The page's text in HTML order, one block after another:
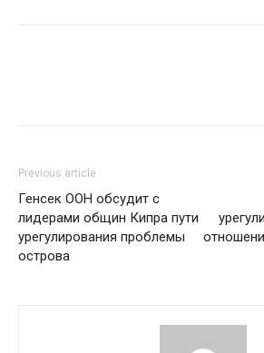
Previous article
Генсек ООН обсудит с
лидерами общин Кипра пути
урегулирования проблемы
острова